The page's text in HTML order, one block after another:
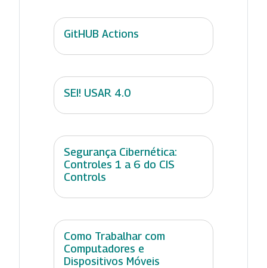
GitHUB Actions
SEI! USAR 4.0
Segurança Cibernética:
Controles 1 a 6 do CIS
Controls
Como Trabalhar com
Computadores e
Dispositivos Móveis